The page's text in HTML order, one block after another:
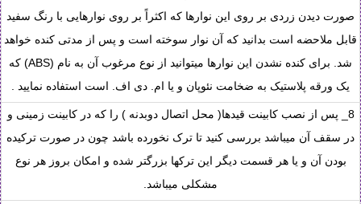
صورت دیدن زردی بر روی این نوارها که اکثراً بر روی نوارهایی با رنگ سفید
قابل ملاحضه است بدانید که آن نوار سوخته است و پس از مدتی کنده خواهد
شد. برای کنده نشدن این نوارها میتوانید از نوع مرغوب آن به نام (ABS) که
یک ورقه پلاستیک به ضخامت نئوپان و یا ام. دی اف. است استفاده نمایید .
8_ پس از نصب کابینت قیدها( محل اتصال دوبدنه ) را که در کابینت زمینی و
در سقف آن میباشد بررسی کنید تا ترک نخورده باشد چون در صورت ترکیده
بودن آن و یا هر قسمت دیگر این ترکها بزرگتر شده و امکان بروز هر نوع
مشکلی میباشد.